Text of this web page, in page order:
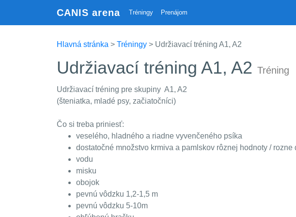
CANIS arena Tréningy Prenájom
Hlavná stránka > Tréningy > Udržiavací tréning A1, A2
Udržiavací tréning A1, A2 Tréning
Udržiavací tréning pre skupiny A1, A2
(šteniatka, mladé psy, začiatočníci)
Čo si treba priniesť:
veselého, hladného a riadne vyvenčeného psíka
dostatočné množstvo krmiva a pamlskov rôznej hodnoty / rozne
vodu
misku
obojok
pevnú vôdzku 1,2-1,5 m
pevnú vôdzku 5-10m